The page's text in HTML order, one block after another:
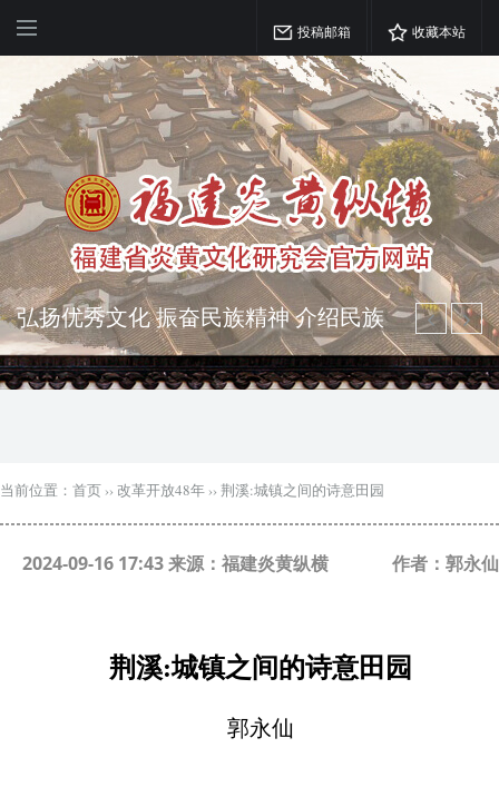
投稿邮箱 收藏本站
弘扬优秀文化 振奋民族精神 介绍民族
瑰宝 宣传中华精英
突出海西特色 报道台港澳侨 坚持古为
当前位置： 首页 ›› 改革开放48年 ›› 荆溪:城镇之间的诗意田园
2024-09-16 17:43 来源：福建炎黄纵横 作者：郭永仙
荆溪:城镇之间的诗意田园
郭永仙